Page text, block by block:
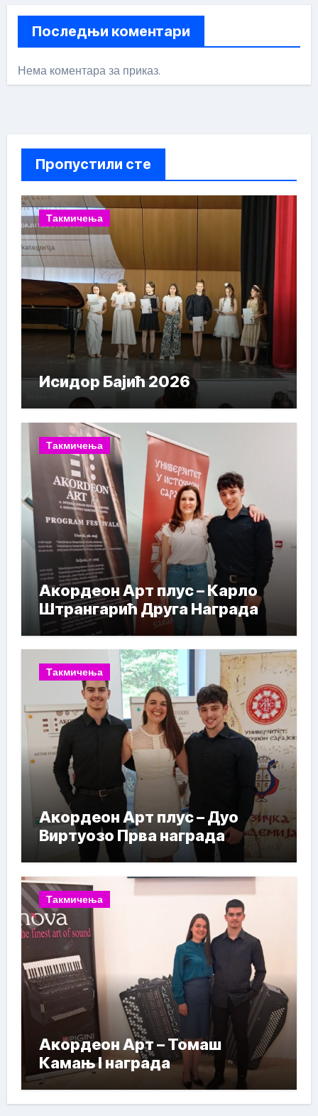
Последњи коментари
Нема коментара за приказ.
Пропустили сте
Такмичења
Исидор Бајић 2026
Такмичења
Акордеон Арт плус – Карло
Штрангарић Друга Награда
Такмичења
Акордеон Арт плус – Дуо
Виртуозо Прва награда
Такмичења
Акордеон Арт – Томаш
Камањ I награда